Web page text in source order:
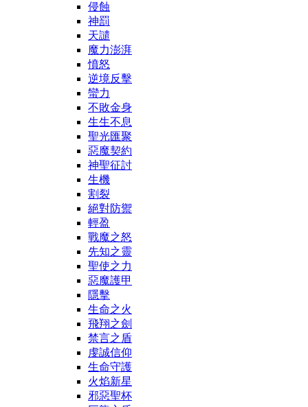
侵蝕
神罰
天譴
魔力澎湃
憤怒
逆境反擊
蠻力
不敗金身
生生不息
聖光匯聚
惡魔契約
神聖征討
生機
割裂
絕對防禦
輕盈
戰魔之怒
先知之靈
聖使之力
惡魔護甲
隱擊
生命之火
飛翔之劍
禁言之盾
虔誠信仰
生命守護
火焰新星
邪惡聖杯